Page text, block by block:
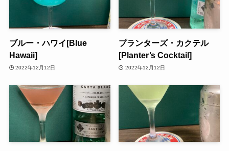
ブルー・ハワイ[Blue
Hawaii]
2022年12月12日
プランターズ・カクテル
[Planter’s Cocktail]
2022年12月12日